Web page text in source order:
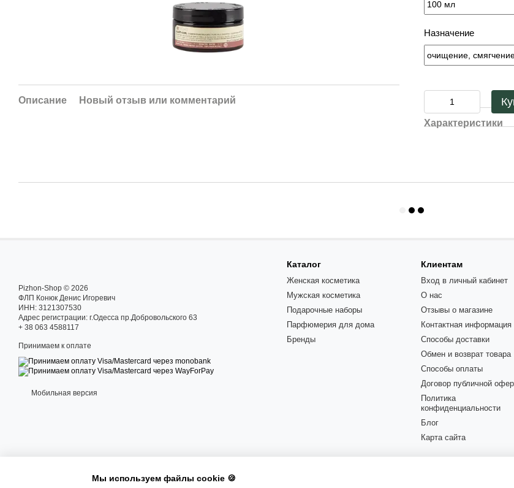
Описание Новый отзыв или комментарий
Назначение
Характеристики
Pizhon-Shop © 2026
ФЛП Конюк Денис Игоревич
ИНН: 3121307530
Адрес регистрации: г.Одесса пр.Добровольского 63
+ 38 063 4588117
Принимаем к оплате
Мобильная версия
Каталог
Женская косметика
Мужская косметика
Подарочные наборы
Парфюмерия для дома
Бренды
Клиентам
Вход в личный кабинет
О нас
Отзывы о магазине
Контактная информация
Способы доставки
Обмен и возврат товара
Способы оплаты
Договор публичной
Политика
конфиденциальности
Блог
Карта сайта
Мы используем файлы cookie 🍪